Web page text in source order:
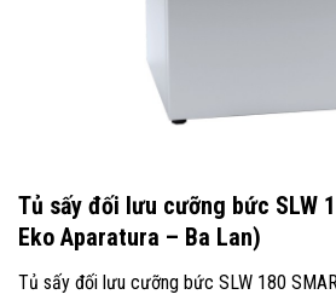
Tủ sấy đối lưu cưỡng bức SLW
Eko Aparatura – Ba Lan)
Tủ sấy đối lưu cưỡng bức SLW 180